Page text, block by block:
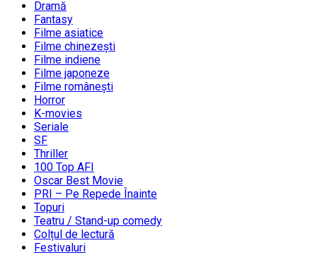
Dramă
Fantasy
Filme asiatice
Filme chinezești
Filme indiene
Filme japoneze
Filme românești
Horror
K-movies
Seriale
SF
Thriller
100 Top AFI
Oscar Best Movie
PRI – Pe Repede Înainte
Topuri
Teatru / Stand-up comedy
Colțul de lectură
Festivaluri